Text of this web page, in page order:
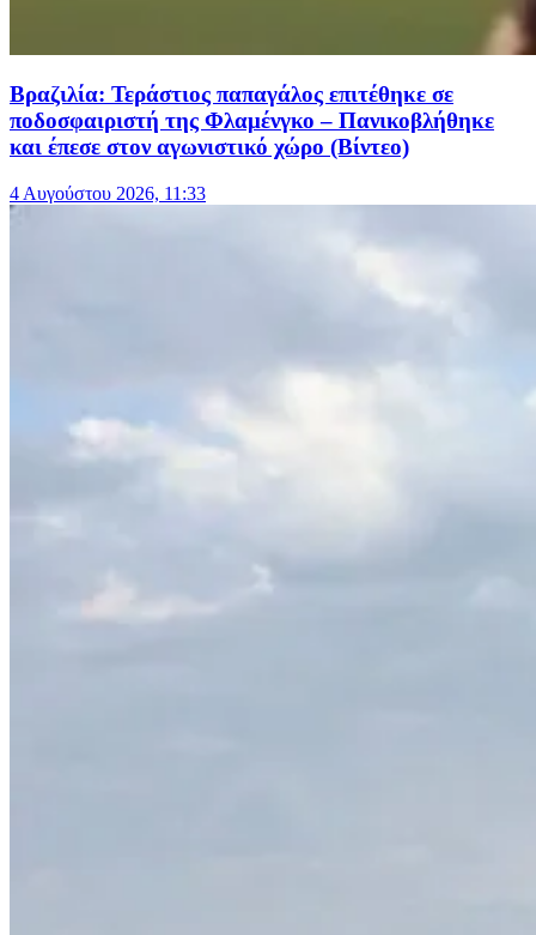
Βραζιλία: Τεράστιος παπαγάλος επιτέθηκε σε
ποδοσφαιριστή της Φλαμένγκο – Πανικοβλήθηκε
και έπεσε στον αγωνιστικό χώρο (Βίντεο)
4 Αυγούστου 2026, 11:33